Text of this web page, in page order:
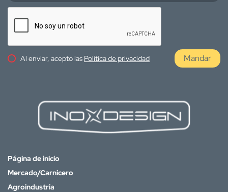
Al enviar, acepto las Política de privacidad Mandar
Página de inicio
Mercado/Carnicero
Agroindustria